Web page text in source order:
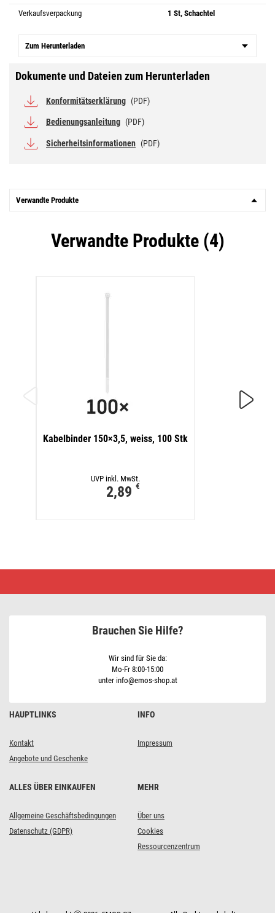
Verkaufsverpackung
1 St, Schachtel
Zum Herunterladen
Dokumente und Dateien zum Herunterladen
Konformitätserklärung (PDF)
Bedienungsanleitung (PDF)
Sicherheitsinformationen (PDF)
Verwandte Produkte
Verwandte Produkte (4)
Kabelbinder 150×3,5, weiss, 100 Stk
UVP inkl. MwSt.
2,89 €
HAUPTLINKS
Kontakt
Angebote und Geschenke
INFO
Impressum
ALLES ÜBER EINKAUFEN
Allgemeine Geschäftsbedingungen
Datenschutz (GDPR)
MEHR
Über uns
Cookies
Ressourcenzentrum
Brauchen Sie Hilfe?
Wir sind für Sie da:
Mo-Fr 8:00-15:00
unter info@emos-shop.at